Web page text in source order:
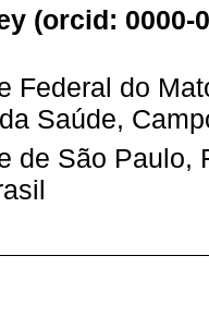
(orcid: 0000-
Federal do
Saúde,
de São Paulo,